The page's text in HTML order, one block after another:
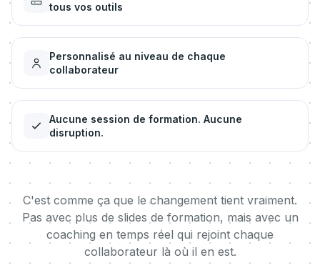
tous vos outils
Personnalisé au niveau de chaque
collaborateur
Aucune session de formation. Aucune
disruption.
C'est comme ça que le changement tient vraiment.
Pas avec plus de slides de formation, mais avec un
coaching en temps réel qui rejoint chaque
collaborateur là où il en est.